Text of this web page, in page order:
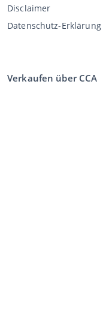
Disclaimer
Datenschutz-Erklärung
Verkaufen über CCA